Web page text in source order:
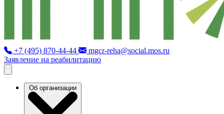
+7 (495) 870-44-44
mgcr-reha@social.mos.ru
Заявление на реабилитацию
Об организации